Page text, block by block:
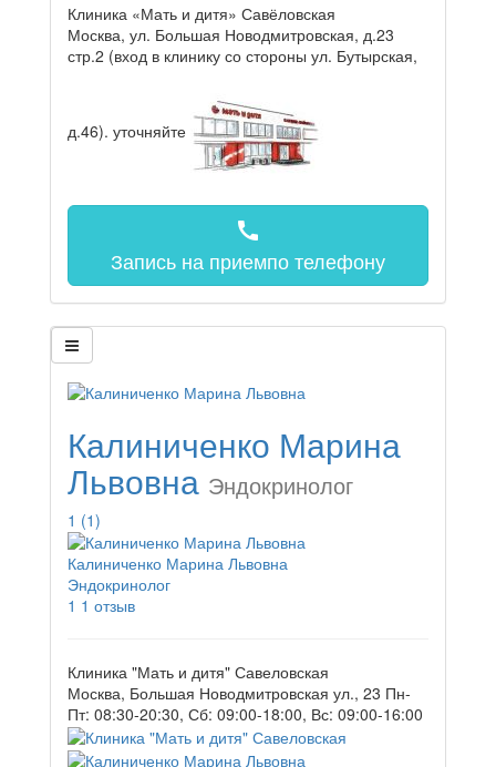
Клиника «Мать и дитя» Савёловская
Москва, ул. Большая Новодмитровская, д.23
стр.2 (вход в клинику со стороны ул. Бутырская,
д.46). уточняйте
call
Запись на приемпо телефону
Калиниченко Марина
Львовна Эндокринолог
1 (1)
Калиниченко Марина Львовна
Эндокринолог
1 1 отзыв
Клиника "Мать и дитя" Савеловская
Москва, Большая Новодмитровская ул., 23 Пн-
Пт: 08:30-20:30, Сб: 09:00-18:00, Вс: 09:00-16:00